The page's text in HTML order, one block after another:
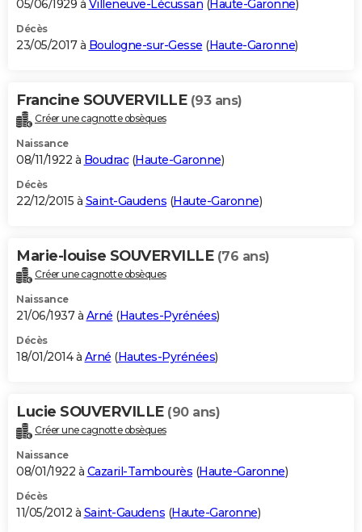
05/06/1929 à Villeneuve-Lécussan (Haute-Garonne)
Décès
23/05/2017 à Boulogne-sur-Gesse (Haute-Garonne)
Francine SOUVERVILLE (93 ans)
Créer une cagnotte obsèques
Naissance
08/11/1922 à Boudrac(Haute-Garonne)
Décès
22/12/2015 à Saint-Gaudens (Haute-Garonne)
Marie-louise SOUVERVILLE (76 ans)
Créer une cagnotte obsèques
Naissance
21/06/1937 à Arné (Hautes-Pyrénées)
Décès
18/01/2014 à Arné (Hautes-Pyrénées)
Lucie SOUVERVILLE (90 ans)
Créer une cagnotte obsèques
Naissance
08/01/1922 à Cazaril-Tambourès (Haute-Garonne)
Décès
11/05/2012 à Saint-Gaudens (Haute-Garonne)